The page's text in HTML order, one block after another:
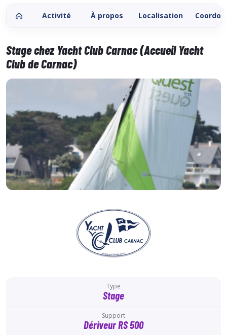
Activité À propos Localisation
Stage chez Yacht Club Carnac (Accueil Yacht
Club de Carnac)
Type
Stage
Support
Dériveur RS 500